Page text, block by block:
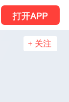
打开APP
+ 关注